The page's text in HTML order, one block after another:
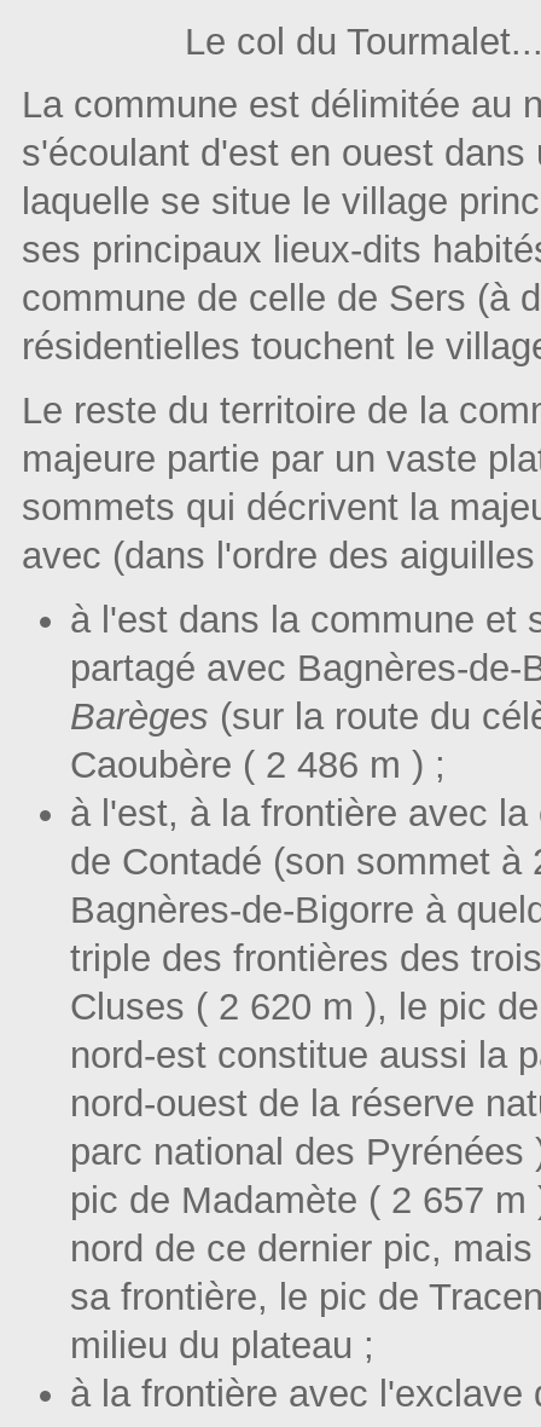
Le col du
La commune est délimitée au
s'écoulant d'est en ouest
laquelle se situe le village
ses principaux lieux-dits
commune de celle de Sers (à
résidentielles touchent le
Le reste du territoire de la
majeure partie par un vaste
sommets qui décrivent la
avec (dans l'ordre des
à l'est dans la commune et
partagé avec Bagnères-
Barèges (sur la route du
Caoubère ( 2 486 m ) ;
à l'est, à la frontière avec
de Contadé (son sommet
Bagnères-de-Bigorre à
triple des frontières des
Cluses ( 2 620 m ), le pic
nord-est constitue aussi la
nord-ouest de la réserve
parc national des
pic de Madamète ( 2 657
nord de ce dernier pic,
sa frontière, le pic de
milieu du plateau ;
à la frontière avec l'exclave